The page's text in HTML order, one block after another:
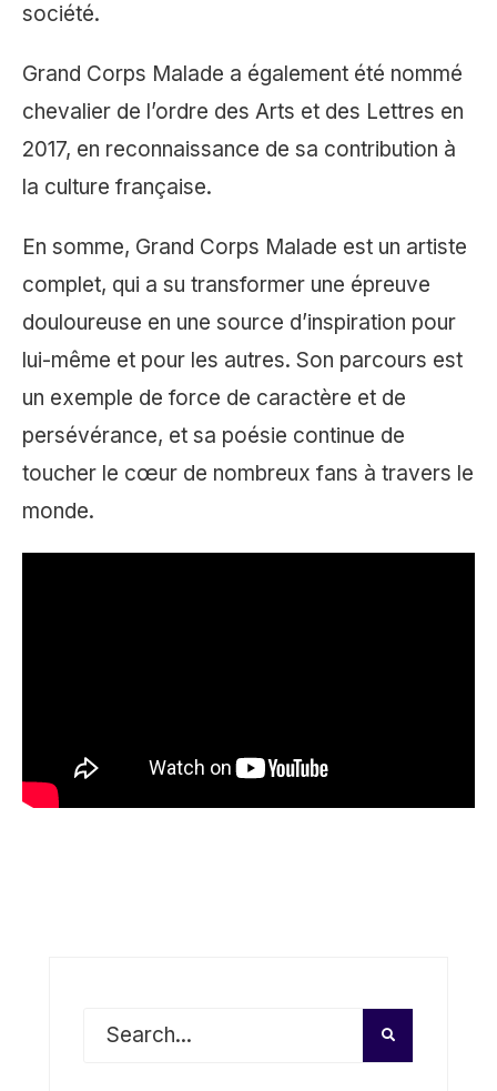
société.
Grand Corps Malade a également été nommé
chevalier de l’ordre des Arts et des Lettres en
2017, en reconnaissance de sa contribution à
la culture française.
En somme, Grand Corps Malade est un artiste
complet, qui a su transformer une épreuve
douloureuse en une source d’inspiration pour
lui-même et pour les autres. Son parcours est
un exemple de force de caractère et de
persévérance, et sa poésie continue de
toucher le cœur de nombreux fans à travers le
monde.